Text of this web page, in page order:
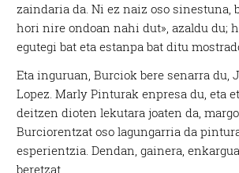
zaindaria da. Ni ez naiz oso sinestuna,
hori nire ondoan nahi dut», azaldu du;
egutegi bat eta estanpa bat ditu
Eta inguruan, Burciok bere senarra du,
Lopez. Marly Pinturak enpresa du, eta
deitzen dioten lekutara joaten da,
Burciorentzat oso lagungarria da
esperientzia. Dendan, gainera,
beretzat.